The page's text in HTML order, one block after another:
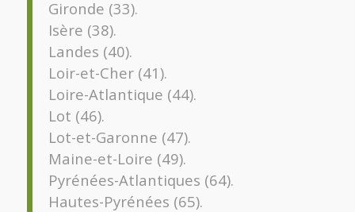
Gironde (33).
Isère (38).
Landes (40).
Loir-et-Cher (41).
Loire-Atlantique (44).
Lot (46).
Lot-et-Garonne (47).
Maine-et-Loire (49).
Pyrénées-Atlantiques (64).
Hautes-Pyrénées (65).